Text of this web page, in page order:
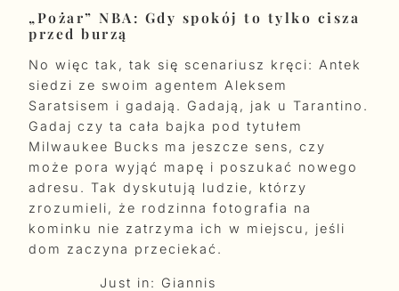
„Pożar” NBA: Gdy spokój to tylko cisza
przed burzą
No więc tak, tak się scenariusz kręci: Antek
siedzi ze swoim agentem Aleksem
Saratsisem i gadają. Gadają, jak u Tarantino.
Gadaj czy ta cała bajka pod tytułem
Milwaukee Bucks ma jeszcze sens, czy
może pora wyjąć mapę i poszukać nowego
adresu. Tak dyskutują ludzie, którzy
zrozumieli, że rodzinna fotografia na
kominku nie zatrzyma ich w miejscu, jeśli
dom zaczyna przeciekać.
Just in: Giannis